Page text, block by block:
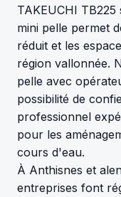
TAKEUCHI
mini pelle permet
réduit et les
région vallonnée.
pelle avec
possibilité de
professionnel
pour les
cours d'eau.
À Anthisnes et
entreprises font